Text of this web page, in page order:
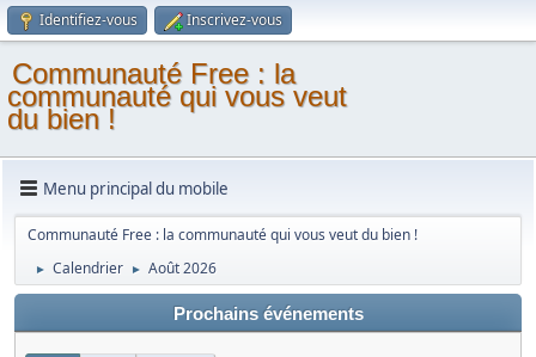
Identifiez-vous Inscrivez-vous
Communauté Free : la
communauté qui vous veut
du bien !
Menu principal du mobile
Communauté Free : la communauté qui vous veut du bien !
► Calendrier ► Août 2026
Prochains événements